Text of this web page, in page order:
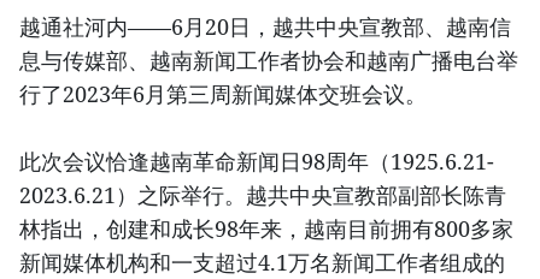
越通社河内——6月20日，越共中央宣教部、越南信
息与传媒部、越南新闻工作者协会和越南广播电台举
行了2023年6月第三周新闻媒体交班会议。
此次会议恰逢越南革命新闻日98周年（1925.6.21-
2023.6.21）之际举行。越共中央宣教部副部长陈青
林指出，创建和成长98年来，越南目前拥有800多家
新闻媒体机构和一支超过4.1万名新闻工作者组成的